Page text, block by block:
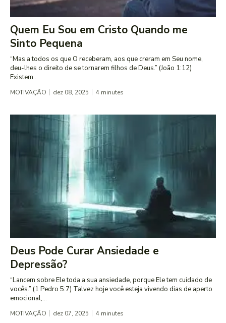
Quem Eu Sou em Cristo Quando me
Sinto Pequena
“Mas a todos os que O receberam, aos que creram em Seu nome,
deu-lhes o direito de se tornarem filhos de Deus.” (João 1:12)
Existem...
MOTIVAÇÃO dez 08, 2025 4 minutes
Deus Pode Curar Ansiedade e
Depressão?
“Lancem sobre Ele toda a sua ansiedade, porque Ele tem cuidado de
vocês.” (1 Pedro 5:7) Talvez hoje você esteja vivendo dias de aperto
emocional,...
MOTIVAÇÃO dez 07, 2025 4 minutes